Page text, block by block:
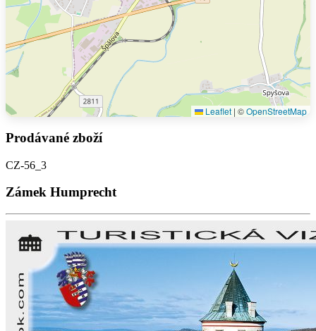
Leaflet | ©OpenStreetMap
Prodávané zboží
CZ-56_3
Zámek Humprecht